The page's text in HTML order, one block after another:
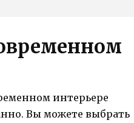
интерьере
Вы можете выбрать